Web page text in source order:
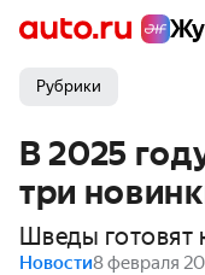
Рубрики
В 2025
три
Шведы готовят
Новости8 февраля